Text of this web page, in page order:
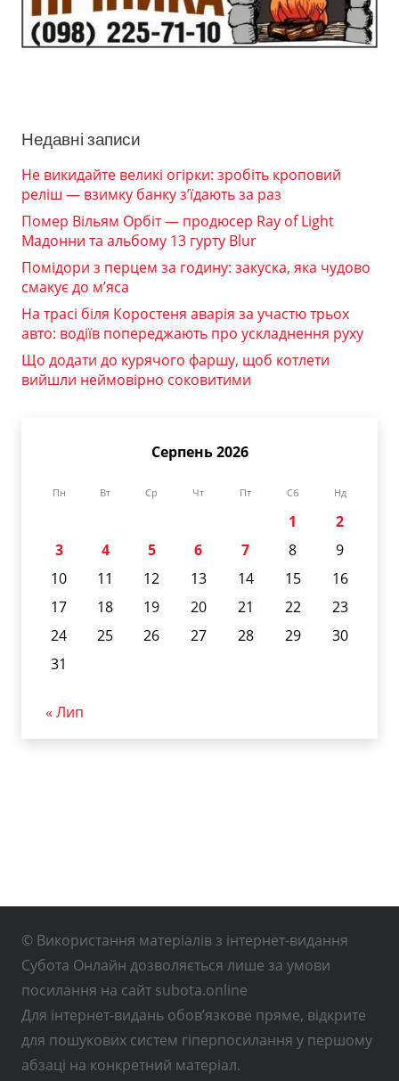
Недавні записи
Не викидайте великі огірки: зробіть кроповий
реліш — взимку банку з’їдають за раз
Помер Вільям Орбіт — продюсер Ray of Light
Мадонни та альбому 13 гурту Blur
Помідори з перцем за годину: закуска, яка чудово
смакує до м’яса
На трасі біля Коростеня аварія за участю трьох
авто: водіїв попереджають про ускладнення руху
Що додати до курячого фаршу, щоб котлети
вийшли неймовірно соковитими
Серпень 2026
Пн Вт Ср Чт Пт Сб Нд
1
2
3
4 5 6 7 8
9
10
11 12 13 14 15
16
17
18 19 20 21 22
23
24
25 26 27 28 29
30
31
« Лип
© Використання матеріалів з інтернет-видання
Субота Онлайн дозволяється лише за умови
посилання на сайт subota.online
Для інтернет-видань обов’язкове пряме, відкрите
для пошукових систем гіперпосилання у першому
абзаці на конкретний матеріал.